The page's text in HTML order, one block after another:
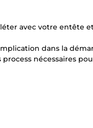
avec votre entête
dans la
nécessaires